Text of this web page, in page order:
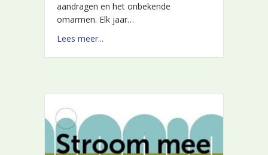
aandragen en het onbekende
omarmen. Elk jaar…
Lees meer...
aandragen en het onbekende
omarmen. Elk jaar…
Lees meer...